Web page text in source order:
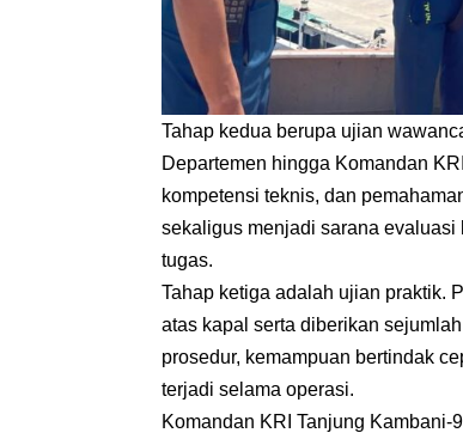
Tahap kedua berupa ujian
Departemen hingga Komandan
kompetensi teknis, dan
sekaligus menjadi sarana
tugas.
Tahap ketiga adalah ujian praktik.
atas kapal serta diberikan
prosedur, kemampuan bertindak
terjadi selama operasi.
Komandan KRI Tanjung Kambani-